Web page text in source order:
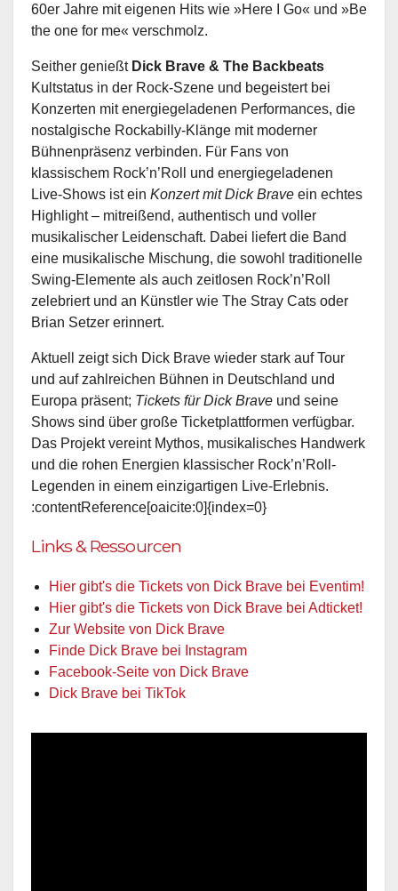
60er Jahre mit eigenen Hits wie »Here I Go« und »Be
the one for me« verschmolz.
Seither genießt Dick Brave & The Backbeats
Kultstatus in der Rock-Szene und begeistert bei
Konzerten mit energiegeladenen Performances, die
nostalgische Rockabilly-Klänge mit moderner
Bühnenpräsenz verbinden. Für Fans von
klassischem Rock’n’Roll und energiegeladenen
Live-Shows ist ein Konzert mit Dick Brave ein echtes
Highlight – mitreißend, authentisch und voller
musikalischer Leidenschaft. Dabei liefert die Band
eine musikalische Mischung, die sowohl traditionelle
Swing-Elemente als auch zeitlosen Rock’n’Roll
zelebriert und an Künstler wie The Stray Cats oder
Brian Setzer erinnert.
Aktuell zeigt sich Dick Brave wieder stark auf Tour
und auf zahlreichen Bühnen in Deutschland und
Europa präsent; Tickets für Dick Brave und seine
Shows sind über große Ticketplattformen verfügbar.
Das Projekt vereint Mythos, musikalisches Handwerk
und die rohen Energien klassischer Rock’n’Roll-
Legenden in einem einzigartigen Live-Erlebnis.
:contentReference[oaicite:0]{index=0}
Links & Ressourcen
Hier gibt's die Tickets von Dick Brave bei Eventim!
Hier gibt's die Tickets von Dick Brave bei Adticket!
Zur Website von Dick Brave
Finde Dick Brave bei Instagram
Facebook-Seite von Dick Brave
Dick Brave bei TikTok